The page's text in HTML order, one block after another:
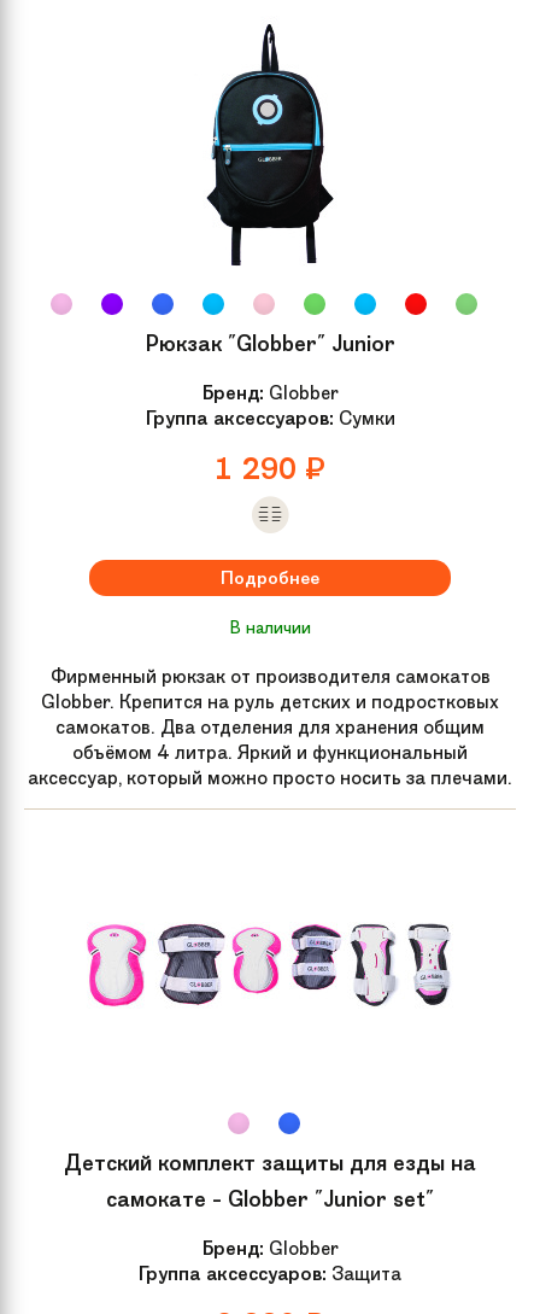
H 1 2020
Самокат в индивидуальной
упаковке
Сталь,алюминий
Ширина доски 11 см
48 см
79 см
Алюминий 7003 T6
Гарантия 1 месяц
от 110 см
Для кого Для детей, Для подростков
Вес 3.45 кг
Задний тормоз Ножной
Подшипник
Сплав
Трюковые
Рюкзак "Globber" Junior
Бренд: Globber
Группа аксессуаров: Сумки
1 290 ₽
Подробнее
В наличии
Фирменный рюкзак от производителя самокатов
Globber. Крепится на руль детских и подростковых
самокатов. Два отделения для хранения общим
объёмом 4 литра. Яркий и функциональный
аксессуар, который можно просто носить за плечами.
Детский комплект защиты для езды на
самокате - Globber "Junior set"
Бренд: Globber
Группа аксессуаров: Защита